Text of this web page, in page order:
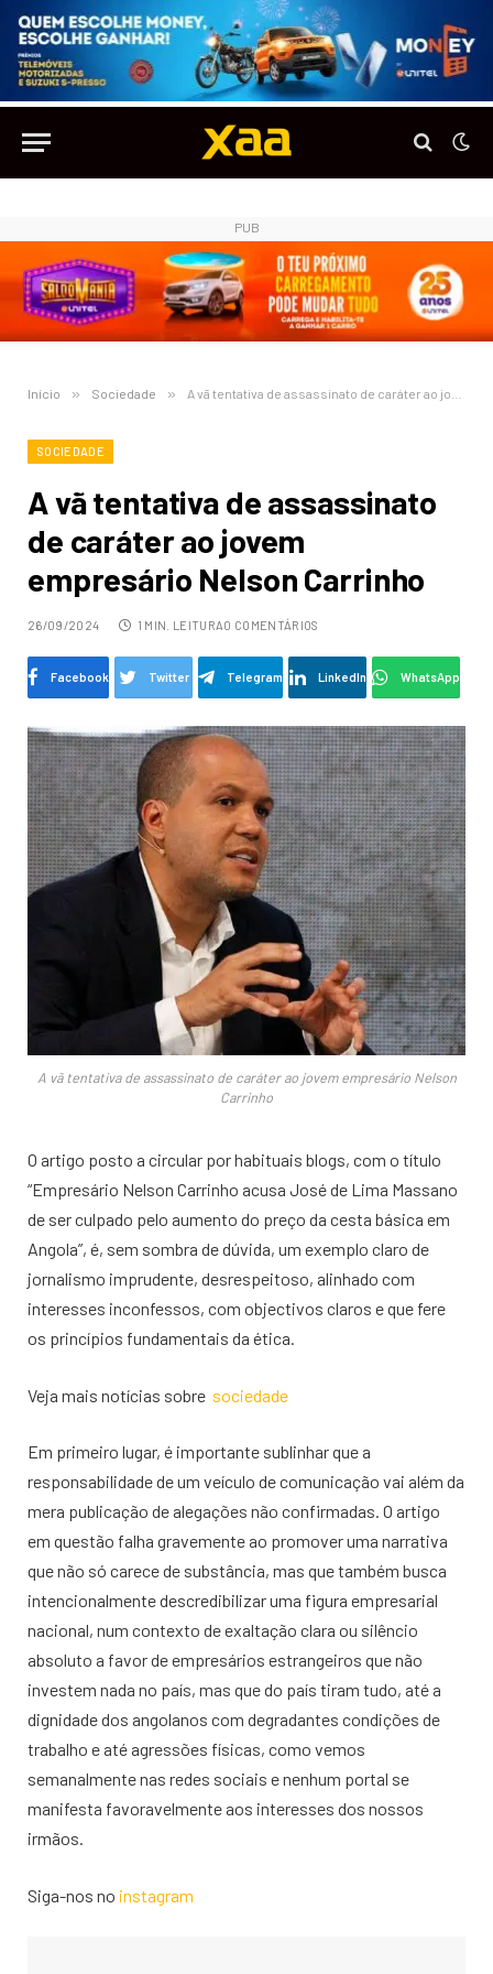
PUB
Início » Sociedade » A vã tentativa de assassinato de caráter ao jovem empresário Nelson Carrinho
SOCIEDADE
A vã tentativa de assassinato
de caráter ao jovem
empresário Nelson Carrinho
26/09/2024 1 MIN. LEITURA0 COMENTÁRIOS
Facebook Twitter Telegram LinkedIn WhatsApp
A vã tentativa de assassinato de caráter ao jovem empresário Nelson
Carrinho
O artigo posto a circular por habituais blogs, com o título
“Empresário Nelson Carrinho acusa José de Lima Massano
de ser culpado pelo aumento do preço da cesta básica em
Angola”, é, sem sombra de dúvida, um exemplo claro de
jornalismo imprudente, desrespeitoso, alinhado com
interesses inconfessos, com objectivos claros e que fere
os princípios fundamentais da ética.
Veja mais notícias sobre sociedade
Em primeiro lugar, é importante sublinhar que a
responsabilidade de um veículo de comunicação vai além da
mera publicação de alegações não confirmadas. O artigo
em questão falha gravemente ao promover uma narrativa
que não só carece de substância, mas que também busca
intencionalmente descredibilizar uma figura empresarial
nacional, num contexto de exaltação clara ou silêncio
absoluto a favor de empresários estrangeiros que não
investem nada no país, mas que do país tiram tudo, até a
dignidade dos angolanos com degradantes condições de
trabalho e até agressões físicas, como vemos
semanalmente nas redes sociais e nenhum portal se
manifesta favoravelmente aos interesses dos nossos
irmãos.
Siga-nos no instagram